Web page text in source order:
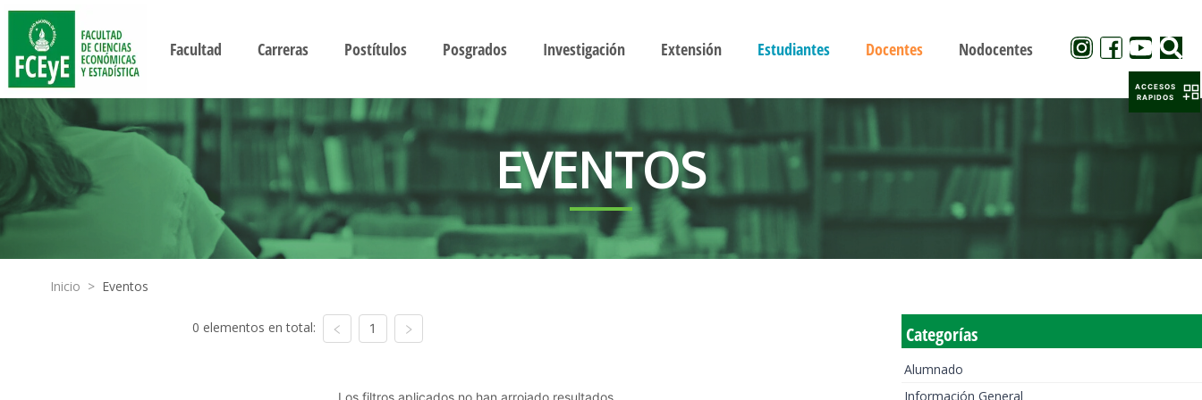
Facultad Carreras Postítulos Posgrados Investigación Extensión Estudiantes Docentes Nodocentes
EVENTOS
Inicio > Eventos
0 elementos en total: 1
Los filtros aplicados no han arrojado resultados
Categorías
Alumnado
Información General
ACCESOS
RAPIDOS